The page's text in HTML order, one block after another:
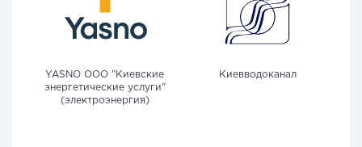
YASNO OOO "Киевские
энергетические услуги"
(электроэнергия)
Киевводоканал